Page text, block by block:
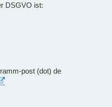
DSGVO ist:
post (dot) de